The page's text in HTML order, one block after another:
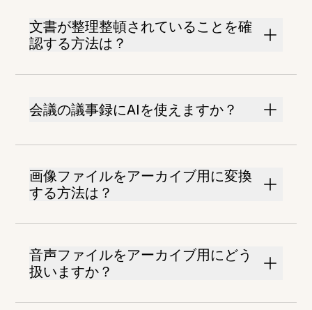
文書が整理整頓されていることを確
認する方法は？
会議の議事録にAIを使えますか？
画像ファイルをアーカイブ用に変換
する方法は？
音声ファイルをアーカイブ用にどう
扱いますか？